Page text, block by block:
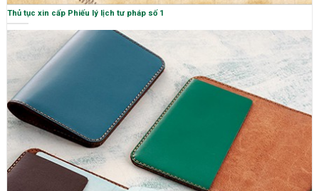
Thủ tục xin cấp Phiếu lý lịch tư pháp số 1